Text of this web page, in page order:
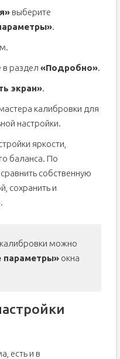
выберите
.
в раздел «Подробно».
экран».
калибровки для
настройки.
яркости,
баланса. По
собственную
сохранить и
можно
параметры»окна
есть и в